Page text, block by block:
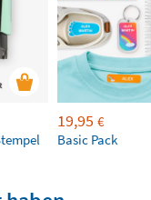
19,95 €
Basic Pack